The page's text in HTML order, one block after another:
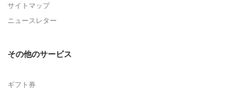
サイトマップ
ニュースレター
その他のサービス
ギフト券